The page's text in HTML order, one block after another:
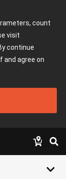
count
visit
continue
and agree on
keyboard_arrow_down